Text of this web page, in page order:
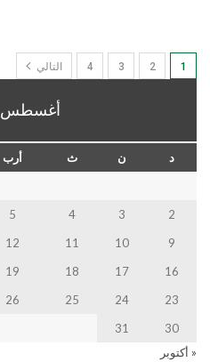
1
2
3
4 التالي
أغسطس 2026
د ن ث أرب
2
3
4
5
9
10
11
12
16
17
18
19
23
24
25
26
30
31
« أكتوبر